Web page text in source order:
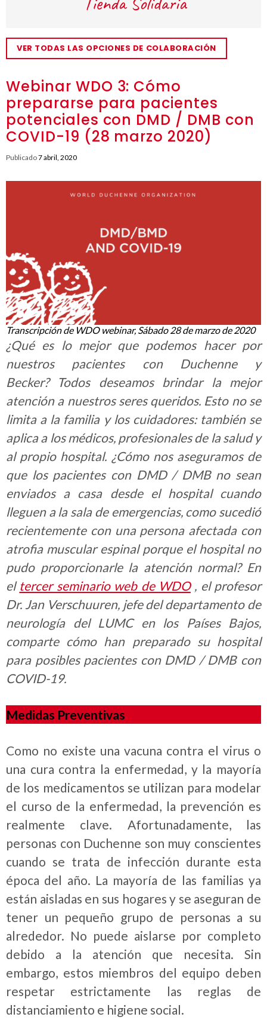
Webinar WDO 3: Cómo
prepararse para pacientes
potenciales con DMD / DMB con
COVID-19 (28 marzo 2020)
Publicado7 abril, 2020
Transcripción de WDO webinar, Sábado 28 de marzo de 2020
¿Qué es lo mejor que podemos hacer por
nuestros pacientes con Duchenne y
Becker? Todos deseamos brindar la mejor
atención a nuestros seres queridos. Esto no se
limita a la familia y los cuidadores: también se
aplica a los médicos, profesionales de la salud y
al propio hospital. ¿Cómo nos aseguramos de
que los pacientes con DMD / DMB no sean
enviados a casa desde el hospital cuando
lleguen a la sala de emergencias, como sucedió
recientemente con una persona afectada con
atrofia muscular espinal porque el hospital no
pudo proporcionarle la atención normal? En
el tercer seminario web de WDO, el profesor
Dr. Jan Verschuuren, jefe del departamento de
neurología del LUMC en los Países Bajos,
comparte cómo han preparado su hospital
para posibles pacientes con DMD / DMB con
COVID-19.
Medidas Preventivas
Como no existe una vacuna contra el virus o
una cura contra la enfermedad, y la mayoría
de los medicamentos se utilizan para modelar
el curso de la enfermedad, la prevención es
realmente clave. Afortunadamente, las
personas con Duchenne son muy conscientes
cuando se trata de infección durante esta
época del año. La mayoría de las familias ya
están aisladas en sus hogares y se aseguran de
tener un pequeño grupo de personas a su
alrededor. No puede aislarse por completo
debido a la atención que necesita. Sin
embargo, estos miembros del equipo deben
respetar estrictamente las reglas de
distanciamiento e higiene social.
VER TODAS LAS OPCIONES DE COLABORACIÓN